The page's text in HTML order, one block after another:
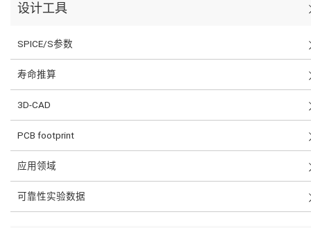
设计工具
SPICE/S参数
寿命推算
3D-CAD
PCB footprint
应用领域
可靠性实验数据